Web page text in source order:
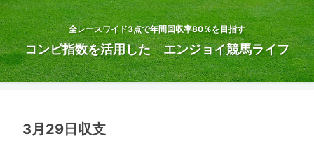
全レースワイド3点で年間回収率80％を目指す
コンピ指数を活用した エンジョイ競馬ライフ
3月29日収支